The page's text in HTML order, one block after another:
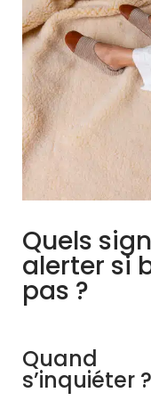
Quels
alerter si
pas ?
Quand
s’inquiéter ?